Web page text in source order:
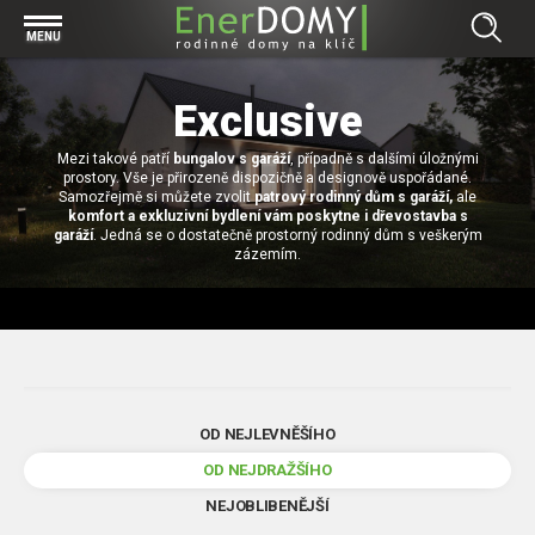
MENU
Prohlížet vše v kategorii Bungalovy
Concept
Exclusive
Effective
Economy
Prohlížet vše v kategorii Projekty
Individuální projekty
Typové řešení
Prohlížet vše v kategorii Technologie
Základová deska
Technologie domu
Zděné domy na klíč
Dřevostavby
Prohlížet vše v kategorii Kontakt
Prohlížet vše v kategorii Magazín
Bungalov, nebo patrový dům? Každý má svá pro a proti
Výhody a nevýhody dřevostaveb a zděných domů
Přízemní rodinné domy
RD Dobrovice
RD Zhoř u Jihlavy
Prohlížet vše v kategorii Reference
Za jeden den pod střechou
Exclusive
Mezi takové patří bungalov s garáží, případně s dalšími úložnými
prostory. Vše je přirozeně dispozičně a designově uspořádané.
Samozřejmě si můžete zvolit patrový rodinný dům s garáží,ale
komfort a exkluzivní bydlení vám poskytne i dřevostavba s
garáží. Jedná se o dostatečně prostorný rodinný dům s veškerým
zázemím.
OD NEJLEVNĚŠÍHO
OD NEJDRAŽŠÍHO
NEJOBLIBENĚJŠÍ